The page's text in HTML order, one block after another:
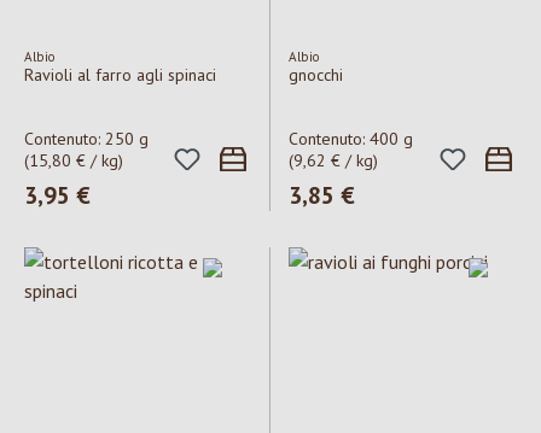
Albio
Ravioli al farro agli spinaci
Contenuto: 250 g
(15,80 € / kg)
Prezzo normale:
3,95 €
Albio
gnocchi
Contenuto: 400 g
(9,62 € / kg)
Prezzo normale:
3,85 €